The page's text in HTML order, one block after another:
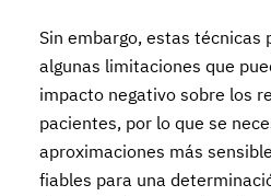
Sin embargo, estas técnicas
algunas limitaciones que
impacto negativo sobre los
pacientes, por lo que se
aproximaciones más
fiables para una